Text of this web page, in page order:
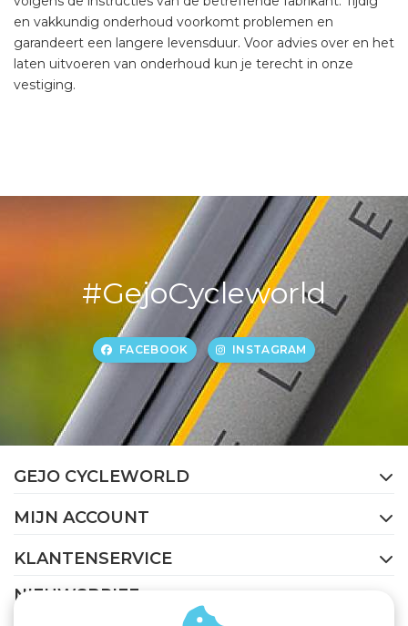
en vakkundig onderhoud voorkomt problemen en
garandeert een langere levensduur. Voor advies over en het
laten uitvoeren van onderhoud kun je terecht in onze
vestiging.
#GejoCycleworld
FACEBOOK INSTAGRAM
GEJO CYCLEWORLD
MIJN ACCOUNT
KLANTENSERVICE
NIEUWSBRIEF